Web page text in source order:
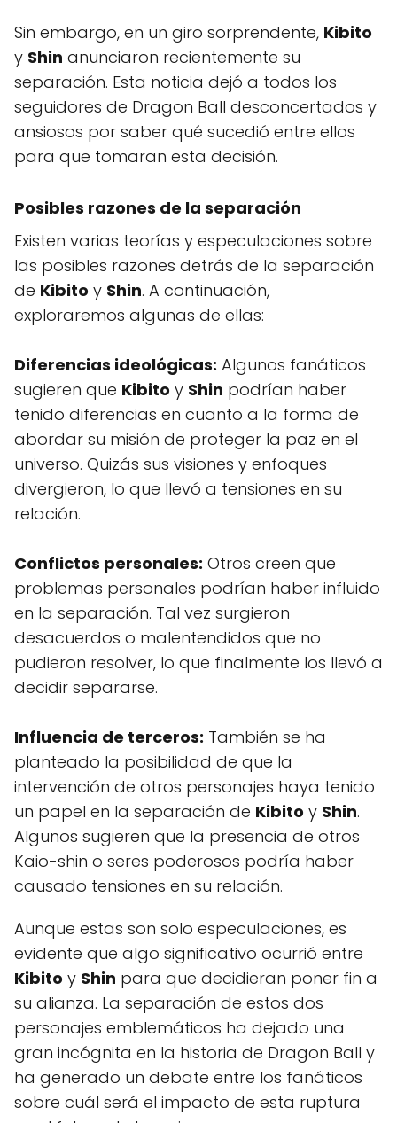
Sin embargo, en un giro sorprendente, Kibito
y Shin anunciaron recientemente su
separación. Esta noticia dejó a todos los
seguidores de Dragon Ball desconcertados y
ansiosos por saber qué sucedió entre ellos
para que tomaran esta decisión.
Posibles razones de la separación
Existen varias teorías y especulaciones sobre
las posibles razones detrás de la separación
de Kibito y Shin. A continuación,
exploraremos algunas de ellas:
Diferencias ideológicas: Algunos fanáticos
sugieren que Kibito y Shin podrían haber
tenido diferencias en cuanto a la forma de
abordar su misión de proteger la paz en el
universo. Quizás sus visiones y enfoques
divergieron, lo que llevó a tensiones en su
relación.
Conflictos personales: Otros creen que
problemas personales podrían haber influido
en la separación. Tal vez surgieron
desacuerdos o malentendidos que no
pudieron resolver, lo que finalmente los llevó a
decidir separarse.
Influencia de terceros: También se ha
planteado la posibilidad de que la
intervención de otros personajes haya tenido
un papel en la separación de Kibito y Shin.
Algunos sugieren que la presencia de otros
Kaio-shin o seres poderosos podría haber
causado tensiones en su relación.
Aunque estas son solo especulaciones, es
evidente que algo significativo ocurrió entre
Kibito y Shin para que decidieran poner fin a
su alianza. La separación de estos dos
personajes emblemáticos ha dejado una
gran incógnita en la historia de Dragon Ball y
ha generado un debate entre los fanáticos
sobre cuál será el impacto de esta ruptura